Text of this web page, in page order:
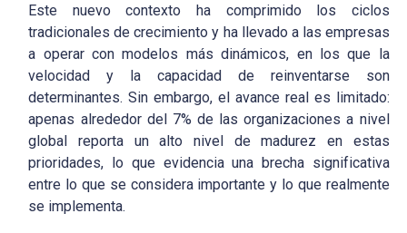
Este nuevo contexto ha comprimido los ciclos
tradicionales de crecimiento y ha llevado a las empresas
a operar con modelos más dinámicos, en los que la
velocidad y la capacidad de reinventarse son
determinantes. Sin embargo, el avance real es limitado:
apenas alrededor del 7% de las organizaciones a nivel
global reporta un alto nivel de madurez en estas
prioridades, lo que evidencia una brecha significativa
entre lo que se considera importante y lo que realmente
se implementa.